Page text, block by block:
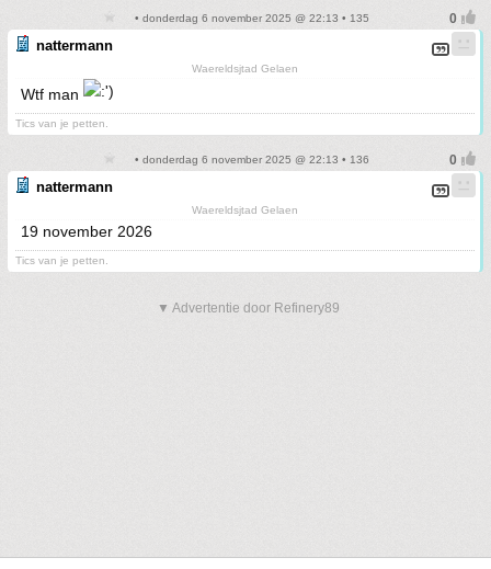
• donderdag 6 november 2025 @ 22:13 • 135
nattermann
Waereldsjtad Gelaen
Wtf man
Tics van je petten.
• donderdag 6 november 2025 @ 22:13 • 136
nattermann
Waereldsjtad Gelaen
19 november 2026
Tics van je petten.
▼ Advertentie door Refinery89